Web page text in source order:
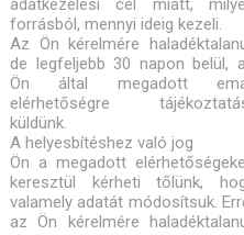
adatkezelési cél miatt,
forrásból, mennyi ideig kezeli.
Az Ön kérelmére
de legfeljebb 30 napon belül,
Ön által megadott
elérhetőségre
küldünk.
A helyesbítéshez való jog
Ön a megadott
keresztül kérheti tőlünk,
valamely adatát módosítsuk.
az Ön kérelmére